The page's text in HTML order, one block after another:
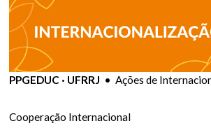
PPGEDUC · UFRRJ • Ações de
Cooperação Internacional